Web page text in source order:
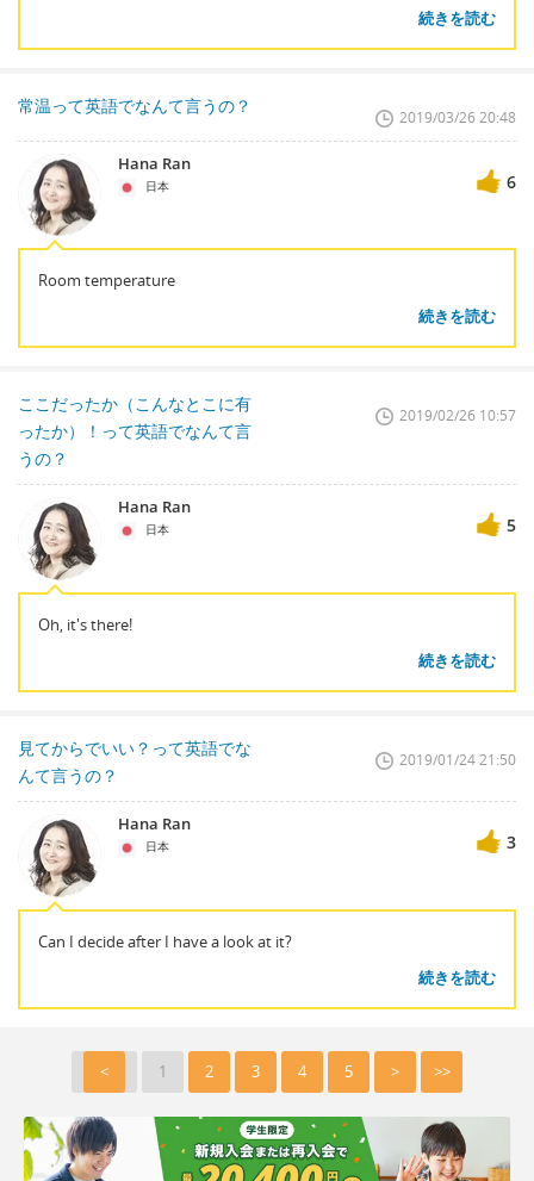
続きを読む
常温って英語でなんて言うの？
2019/03/26 20:48
Hana Ran
日本 6
Room temperature
続きを読む
ここだったか（こんなとこに有
ったか）！って英語でなんて言
うの？
2019/02/26 10:57
Hana Ran
日本 5
Oh, it's there!
続きを読む
見てからでいい？って英語でな
んて言うの？
2019/01/24 21:50
Hana Ran
日本 3
Can I decide after I have a look at it?
続きを読む
< 1 2 3 4 5 > >>